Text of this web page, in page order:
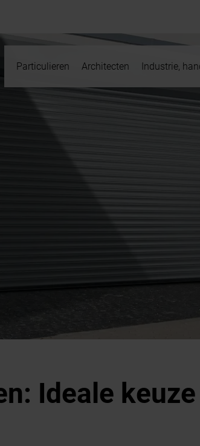
Particulieren Architecten Industrie,
Ideale